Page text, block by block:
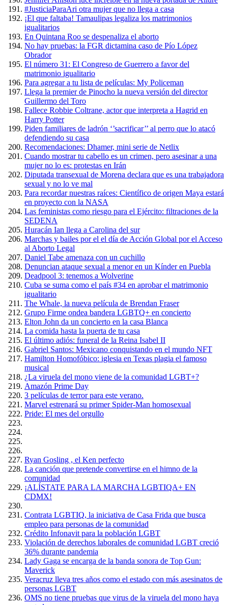
#JusticiaParaAri otra mujer que no llega a casa
¡El que faltaba! Tamaulipas legaliza los matrimonios
igualitarios
En Quintana Roo se despenaliza el aborto
No hay pruebas: la FGR dictamina caso de Pío López
Obrador
El número 31: El Congreso de Guerrero a favor del
matrimonio igualitario
Para agregar a tu lista de películas: My Policeman
Llega la premier de Pinocho la nueva versión del director
Guillermo del Toro
Fallece Robbie Coltrane, actor que interpreta a Hagrid en
Harry Potter
Piden familiares de ladrón ‘’sacrificar’’ al perro que lo atacó
defendiendo su casa
Recomendaciones: Dhamer, mini serie de Netlix
Cuando mostrar tu cabello es un crimen, pero asesinar a una
mujer no lo es: protestas en Irán
Diputada transexual de Morena declara que es una trabajadora
sexual y no lo ve mal
Para recordar nuestras raíces: Científico de origen Maya estará
en proyecto con la NASA
Las feministas como riesgo para el Ejército: filtraciones de la
SEDENA
Huracán Ian llega a Carolina del sur
Marchas y bailes por el el día de Acción Global por el Acceso
al Aborto Legal
Daniel Tabe amenaza con un cuchillo
Denuncian ataque sexual a menor en un Kínder en Puebla
Deadpool 3: tenemos a Wolverine
Cuba se suma como el país #34 en aprobar el matrimonio
igualitario
The Whale, la nueva película de Brendan Fraser
Grupo Firme ondea bandera LGBTQ+ en concierto
Elton John da un concierto en la casa Blanca
La comida hasta la puerta de tu casa
El último adiós: funeral de la Reina Isabel II
Gabriel Santos: Mexicano conquistando en el mundo NFT
Hamilton Homofóbico: iglesia en Texas plagia el famoso
musical
¿La viruela del mono viene de la comunidad LGBT+?
Amazón Prime Day
3 películas de terror para este verano.
Marvel estrenará su primer Spider-Man homosexual
Pride: El mes del orgullo
Ryan Gosling , el Ken perfecto
La canción que pretende convertirse en el himno de la
comunidad
¡ALÍSTATE PARA LA MARCHA LGBTIQA+ EN
CDMX!
Contrata LGBTIQ, la iniciativa de Casa Frida que busca
empleo para personas de la comunidad
Crédito Infonavit para la población LGBT
Violación de derechos laborales de comunidad LGBT creció
36% durante pandemia
Lady Gaga se encarga de la banda sonora de Top Gun:
Maverick
Veracruz lleva tres años como el estado con más asesinatos de
personas LGBT
OMS no tiene pruebas que virus de la viruela del mono haya